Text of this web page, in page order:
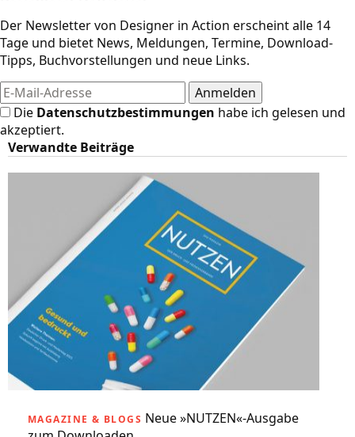
Der Newsletter von Designer in Action erscheint alle 14
Tage und bietet News, Meldungen, Termine, Download-
Tipps, Buchvorstellungen und neue Links.
Die Datenschutzbestimmungen habe ich gelesen und
akzeptiert.
Verwandte Beiträge
MAGAZINE & BLOGS Neue »NUTZEN«-Ausgabe